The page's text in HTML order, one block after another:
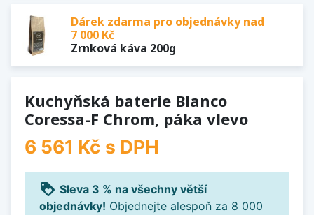
Dárek zdarma pro objednávky nad
7 000 Kč
Zrnková káva 200g
Kuchyňská baterie Blanco
Coressa-F Chrom, páka vlevo
6 561 Kč s DPH
loyalty Sleva 3 % na všechny větší
objednávky! Objednejte alespoň za 8 000